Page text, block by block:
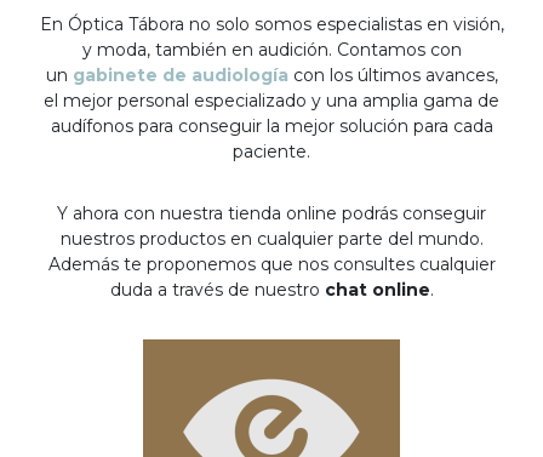
En Óptica Tábora no solo somos especialistas en visión,
y moda, también en audición. Contamos con
un gabinete de audiología con los últimos avances,
el mejor personal especializado y una amplia gama de
audífonos para conseguir la mejor solución para cada
paciente.
Y ahora con nuestra tienda online podrás conseguir
nuestros productos en cualquier parte del mundo.
Además te proponemos que nos consultes cualquier
duda a través de nuestro chat online.